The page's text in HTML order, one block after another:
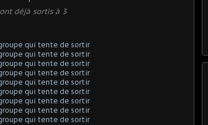
déjà sortis à 3